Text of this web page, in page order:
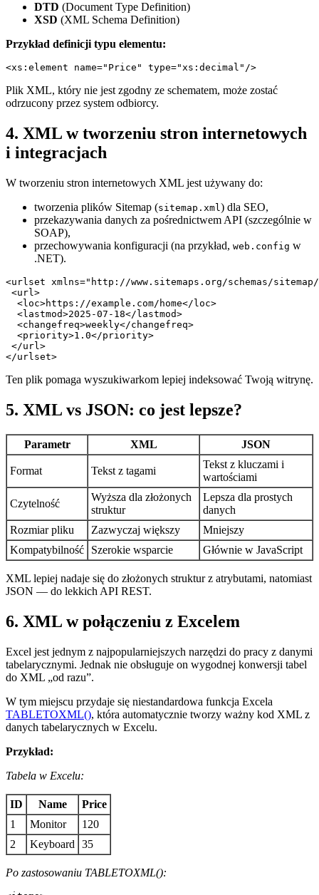
DTD (Document Type Definition)
XSD (XML Schema Definition)
Przykład definicji typu elementu:
<xs:element name="Price" type="xs:decimal"/>
Plik XML, który nie jest zgodny ze schematem, może zostać
odrzucony przez system odbiorcy.
4. XML w tworzeniu stron internetowych
i integracjach
W tworzeniu stron internetowych XML jest używany do:
tworzenia plików Sitemap (sitemap.xml ) dla SEO,
przekazywania danych za pośrednictwem API (szczególnie w
SOAP),
przechowywania konfiguracji (na przykład, web.config w
.NET).
<urlset xmlns="http://www.sitemaps.org/schemas/
<url>
  <loc>https://example.com/home</loc>
  <lastmod>2025-07-18</lastmod>
  <changefreq>weekly</changefreq>
  <priority>1.0</priority>
</url>
</urlset>
Ten plik pomaga wyszukiwarkom lepiej indeksować Twoją witrynę.
5. XML vs JSON: co jest lepsze?
Parametr XML JSON
Format Tekst z tagami
Tekst z kluczami i
wartościami
Czytelność
Wyższa dla złożonych
struktur
Lepsza dla prostych
danych
Rozmiar pliku
Zazwyczaj większy
Mniejszy
Kompatybilność
Szerokie wsparcie Głównie w JavaScript
XML lepiej nadaje się do złożonych struktur z atrybutami, natomiast
JSON — do lekkich API REST.
6. XML w połączeniu z Excelem
Excel jest jednym z najpopularniejszych narzędzi do pracy z danymi
tabelarycznymi. Jednak nie obsługuje on wygodnej konwersji tabel
do XML „od razu”.
W tym miejscu przydaje się niestandardowa funkcja Excela
TABLETOXML(), która automatycznie tworzy ważny kod XML z
danych tabelarycznych w Excelu.
Przykład:
Tabela w Excelu:
ID Name
Price
1
Monitor
120
2
Keyboard 35
Po zastosowaniu TABLETOXML():